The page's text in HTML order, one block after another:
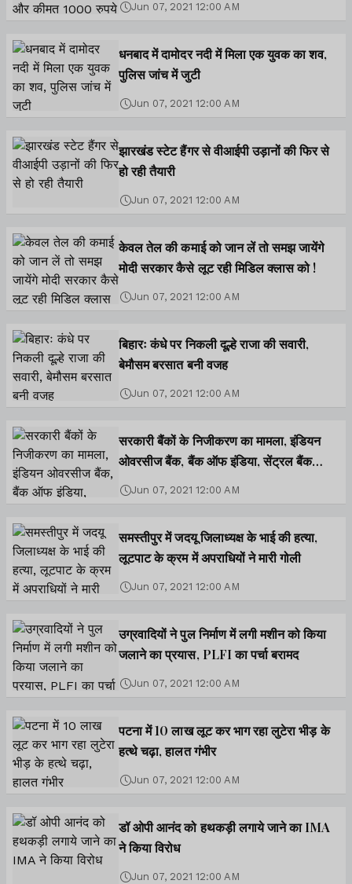
Jun 07, 2021 12:00 AM
धनबाद में दामोदर नदी में मिला एक युवक का शव,
पुलिस जांच में जुटी
Jun 07, 2021 12:00 AM
झारखंड स्टेट हैंगर से वीआईपी उड़ानों की फिर से
हो रही तैयारी
Jun 07, 2021 12:00 AM
केवल तेल की कमाई को जान लें तो समझ जायेंगे
मोदी सरकार कैसे लूट रही मिडिल क्लास को !
Jun 07, 2021 12:00 AM
बिहारः कंधे पर निकली दूल्हे राजा की सवारी,
बेमौसम बरसात बनी वजह
Jun 07, 2021 12:00 AM
सरकारी बैंकों के निजीकरण का मामला, इंडियन
ओवरसीज बैंक, बैंक ऑफ इंडिया, सेंट्रल बैंक
कतार में!
Jun 07, 2021 12:00 AM
समस्तीपुर में जदयू जिलाध्यक्ष के भाई की हत्या,
लूटपाट के क्रम में अपराधियों ने मारी गोली
Jun 07, 2021 12:00 AM
उग्रवादियों ने पुल निर्माण में लगी मशीन को किया
जलाने का प्रयास, PLFI का पर्चा बरामद
Jun 07, 2021 12:00 AM
पटना में 10 लाख लूट कर भाग रहा लुटेरा भीड़ के
हत्थे चढ़ा, हालत गंभीर
Jun 07, 2021 12:00 AM
डॉ ओपी आनंद को हथकड़ी लगाये जाने का IMA
ने किया विरोध
Jun 07, 2021 12:00 AM